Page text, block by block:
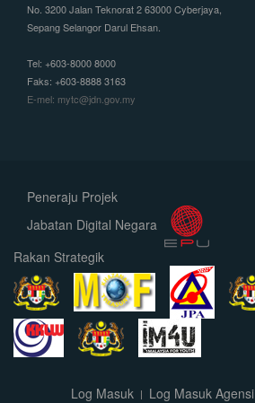
No. 3200 Jalan Teknorat 2 63000 Cyberjaya,
Sepang Selangor Darul Ehsan.
Tel: +603-8000 8000
Faks: +603-8888 3163
E-mel: mytc@jdn.gov.my
Peneraju Projek
Jabatan Digital Negara
Rakan Strategik
Log Masuk Log Masuk Agensi